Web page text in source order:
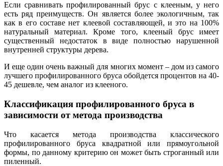
Если сравнивать профилированный брус с клееным, у него
есть ряд преимуществ. Он является более экологичным, так
как в его составе нет клеевой составляющей, и это на 100%
натуральный материал. Кроме того, клееный брус имеет
существенный недостаток в виде полностью нарушенной
внутренней структуры дерева.
И еще один очень важный для многих момент – дом из самого
лучшего профилированного бруса обойдется процентов на 40-
45 дешевле, чем аналог из клееного.
Классификация профилированного бруса в
зависимости от метода производства
Что касается метода производства классического
профилированного бруса квадратной или прямоугольной
формы, по данному критерию он может быть строганный или
пиленный.